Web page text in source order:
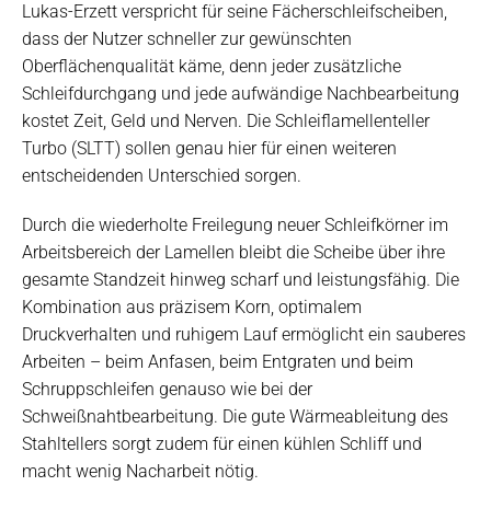
Lukas-Erzett verspricht für seine Fächerschleifscheiben,
dass der Nutzer schneller zur gewünschten
Oberflächenqualität käme, denn jeder zusätzliche
Schleifdurchgang und jede aufwändige Nachbearbeitung
kostet Zeit, Geld und Nerven. Die Schleiflamellenteller
Turbo (SLTT) sollen genau hier für einen weiteren
entscheidenden Unterschied sorgen.
Durch die wiederholte Freilegung neuer Schleifkörner im
Arbeitsbereich der Lamellen bleibt die Scheibe über ihre
gesamte Standzeit hinweg scharf und leistungsfähig. Die
Kombination aus präzisem Korn, optimalem
Druckverhalten und ruhigem Lauf ermöglicht ein sauberes
Arbeiten – beim Anfasen, beim Entgraten und beim
Schruppschleifen genauso wie bei der
Schweißnahtbearbeitung. Die gute Wärmeableitung des
Stahltellers sorgt zudem für einen kühlen Schliff und
macht wenig Nacharbeit nötig.